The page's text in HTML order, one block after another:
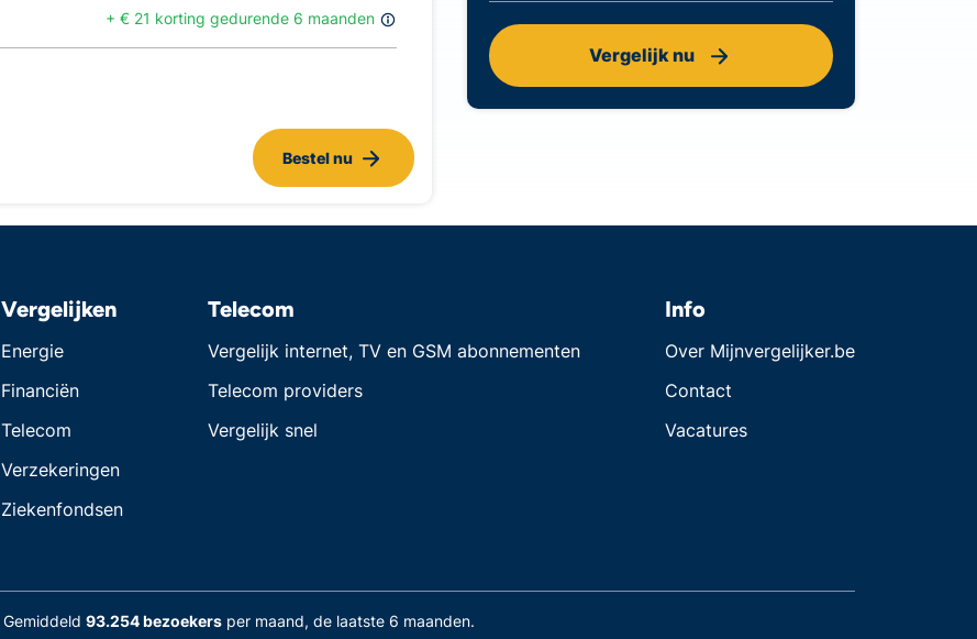
+€ 21 korting gedurende 6 maanden
Bestel nu
Vergelijk nu
Vergelijken
Energie
Financiën
Telecom
Verzekeringen
Ziekenfondsen
Telecom
Vergelijk internet, TV en GSM abonnementen
Telecom providers
Vergelijk snel
Info
Over Mijnvergelijker.be
Contact
Vacatures
Gemiddeld 93.254 bezoekersper maand, de laatste 6 maanden.